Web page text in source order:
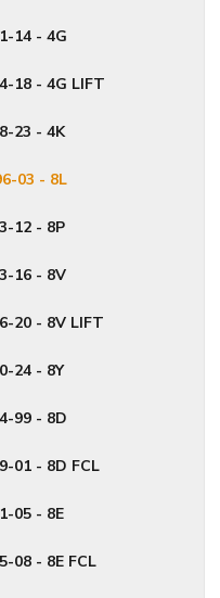
14 - 4G
18 - 4G LIFT
23 - 4K
03 - 8L
12 - 8P
16 - 8V
20 - 8V LIFT
24 - 8Y
99 - 8D
01 - 8D FCL
05 - 8E
08 - 8E FCL